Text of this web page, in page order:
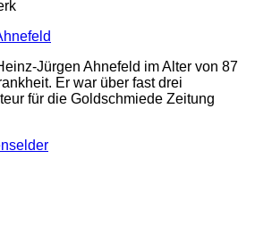
Jürgen Ahnefeld im Alter von 87
Er war über fast drei
für die Goldschmiede Zeitung